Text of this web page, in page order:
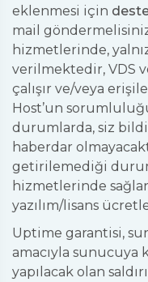
eklenmesi için
mail
hizmetlerinde,
verilmektedir, VDS
çalışır ve/veya
Host’un
durumlarda, siz
haberdar
getirilemediği
hizmetlerinde
yazılım/lisans
Uptime garantisi,
amacıyla sunucuya
yapılacak olan